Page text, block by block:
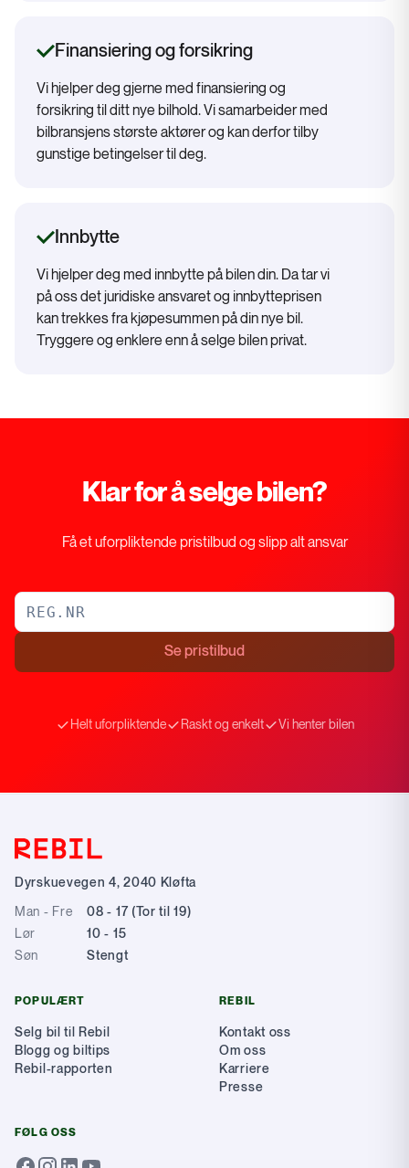
Finansiering og forsikring
Vi hjelper deg gjerne med finansiering og
forsikring til ditt nye bilhold. Vi samarbeider med
bilbransjens største aktører og kan derfor tilby
gunstige betingelser til deg.
Innbytte
Vi hjelper deg med innbytte på bilen din. Da tar vi
på oss det juridiske ansvaret og innbytteprisen
kan trekkes fra kjøpesummen på din nye bil.
Tryggere og enklere enn å selge bilen privat.
Klar for å selge bilen?
Få et uforpliktende pristilbud og slipp alt ansvar
Se pristilbud
Helt uforpliktende Raskt og enkelt Vi henter bilen
Dyrskuevegen 4,2040 Kløfta
Man - Fre
08 - 17 (Tor til 19)
Lør
10 - 15
Søn
Stengt
POPULÆRT
Selg bil til Rebil
Blogg og biltips
Rebil-rapporten
REBIL
Kontakt oss
Om oss
Karriere
Presse
FØLG OSS